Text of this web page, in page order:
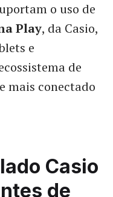
o uso de
Play, da Casio,
e
de
mais conectado
Casio
de